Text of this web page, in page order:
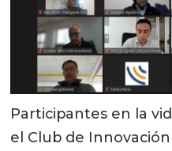
Participantes en la
el Club de